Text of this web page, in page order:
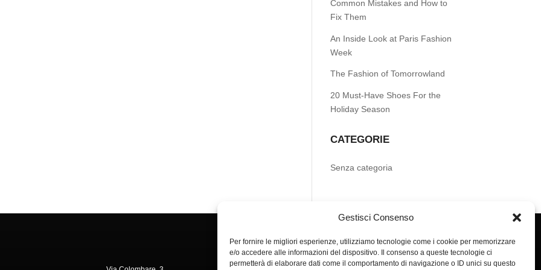
Gestisci Consenso
Per fornire le migliori esperienze, utilizziamo tecnologie come i cookie per memorizzare
e/o accedere alle informazioni del dispositivo. Il consenso a queste tecnologie ci
permetterà di elaborare dati come il comportamento di navigazione o ID unici su questo
Common Mistakes and How to
Fix Them
An Inside Look at Paris Fashion
Week
The Fashion of Tomorrowland
20 Must-Have Shoes For the
Holiday Season
CATEGORIE
Senza categoria